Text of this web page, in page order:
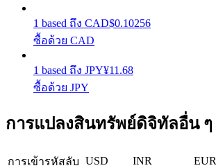
การล็อค BTR
1 based ถึง CAD$0.10256
ซื้อด้วย CAD
1 based ถึง JPY¥11.68
ซื้อด้วย JPY
การแปลงสินทรัพย์ดิจิทัลอื่น ๆ
การเข้ารหัสลับ USD INR EUR